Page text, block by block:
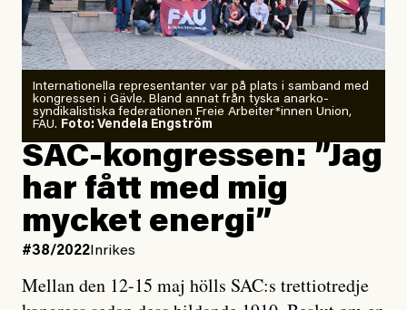
Internationella representanter var på plats i samband med
kongressen i Gävle. Bland annat från tyska anarko-
syndikalistiska federationen Freie Arbeiter*innen Union,
FAU. Foto: Vendela Engström
SAC-kongressen: ”Jag
har fått med mig
mycket energi”
#38/2022Inrikes
Mellan den 12-15 maj hölls SAC:s trettiotredje